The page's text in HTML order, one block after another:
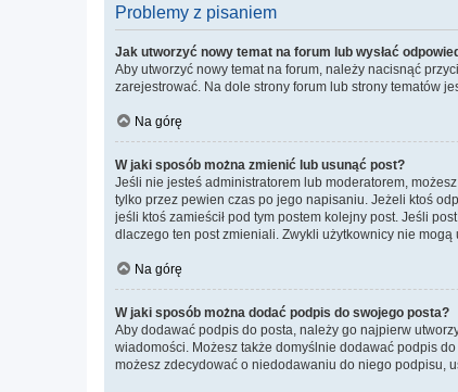
Problemy z pisaniem
Jak utworzyć nowy temat na forum lub wysłać
Aby utworzyć nowy temat na forum, należy nacisnąć
zarejestrować. Na dole strony forum lub strony tematów
Na górę
W jaki sposób można zmienić lub usunąć post?
Jeśli nie jesteś administratorem lub moderatorem,
tylko przez pewien czas po jego napisaniu. Jeżeli ktoś
jeśli ktoś zamieścił pod tym postem kolejny post. Jeśli
dlaczego ten post zmieniali. Zwykli użytkownicy nie
Na górę
W jaki sposób można dodać podpis do swojego posta?
Aby dodawać podpis do posta, należy go najpierw
wiadomości. Możesz także domyślnie dodawać podpis
możesz zdecydować o niedodawaniu do niego podpisu,